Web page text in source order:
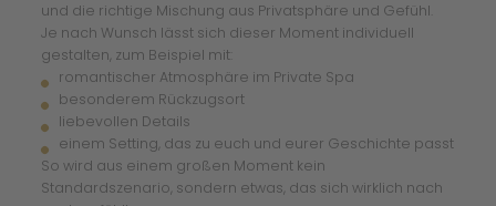
und die richtige Mischung aus Privatsphäre und Gefühl.
Je nach Wunsch lässt sich dieser Moment individuell
gestalten, zum Beispiel mit:
romantischer Atmosphäre im Private Spa
besonderem Rückzugsort
liebevollen Details
einem Setting, das zu euch und eurer Geschichte passt
So wird aus einem großen Moment kein
Standardszenario, sondern etwas, das sich wirklich nach